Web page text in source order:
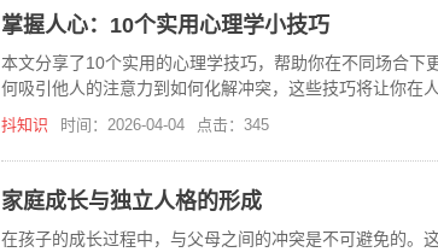
掌握人心：10个实用心理学小技巧
本文分享了10个实用的心理学技巧，帮助你在不同场合下
何吸引他人的注意力到如何化解冲突，这些技巧将让你在
抖知识 时间：2026-04-04 点击：345
家庭成长与独立人格的形成
在孩子的成长过程中，与父母之间的冲突是不可避免的。